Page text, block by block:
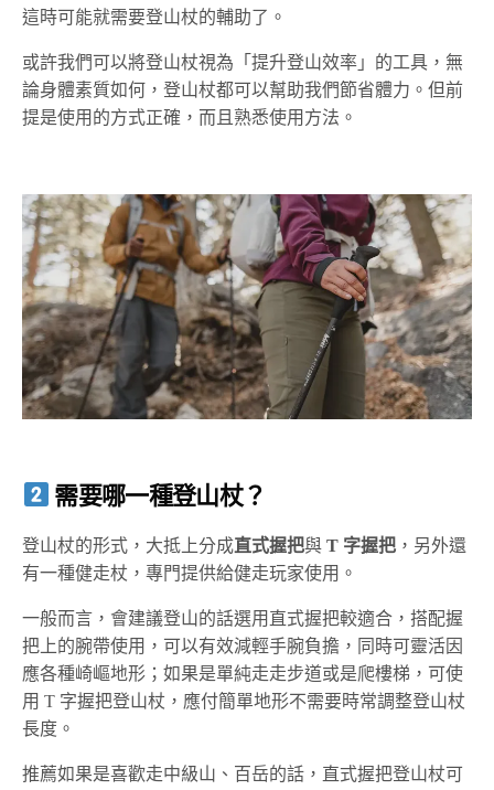
這時可能就需要登山杖的輔助了。
或許我們可以將登山杖視為「提升登山效率」的工具，無
論身體素質如何，登山杖都可以幫助我們節省體力。但前
提是使用的方式正確，而且熟悉使用方法。
需要哪一種登山杖？
登山杖的形式，大抵上分成直式握把與T 字握把 ，另外還
有一種健走杖，專門提供給健走玩家使用。
一般而言，會建議登山的話選用直式握把較適合，搭配握
把上的腕帶使用，可以有效減輕手腕負擔，同時可靈活因
應各種崎嶇地形；如果是單純走走步道或是爬樓梯，可使
用 T 字握把登山杖，應付簡單地形不需要時常調整登山杖
長度。
推薦如果是喜歡走中級山、百岳的話，直式握把登山杖可